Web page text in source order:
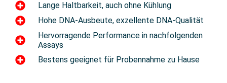
Lange Haltbarkeit, auch ohne Kühlung
Hohe DNA-Ausbeute, exzellente DNA-Qualität
Hervorragende Performance in nachfolgenden
Assays
Bestens geeignet für Probennahme zu Hause